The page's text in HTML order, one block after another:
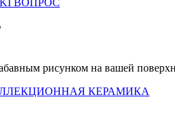
ВОПРОС
рисунком на вашей